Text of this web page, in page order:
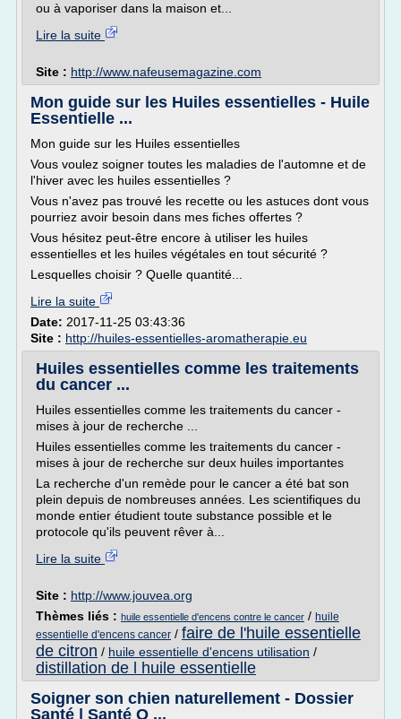
ou à vaporiser dans la maison et...
Lire la suite
Site : http://www.nafeusemagazine.com
Mon guide sur les Huiles essentielles - Huile
Essentielle ...
Mon guide sur les Huiles essentielles
Vous voulez soigner toutes les maladies de l'automne et de
l'hiver avec les huiles essentielles ?
Vous n'avez pas trouvé les recette ou les astuces dont vous
pourriez avoir besoin dans mes fiches offertes ?
Vous hésitez peut-être encore à utiliser les huiles
essentielles et les huiles végétales en tout sécurité ?
Lesquelles choisir ? Quelle quantité...
Lire la suite
Date: 2017-11-25 03:43:36
Site : http://huiles-essentielles-aromatherapie.eu
Huiles essentielles comme les traitements
du cancer ...
Huiles essentielles comme les traitements du cancer -
mises à jour de recherche ...
Huiles essentielles comme les traitements du cancer -
mises à jour de recherche sur deux huiles importantes
La recherche d'un remède pour le cancer a été bat son
plein depuis de nombreuses années. Les scientifiques du
monde entier étudient toute substance possible et le
protocole qu'ils peuvent rêver à...
Lire la suite
Site : http://www.jouvea.org
Thèmes liés : huile essentielle d'encens contre le cancer / huile
essentielle d'encens cancer / faire de l'huile essentielle
de citron / huile essentielle d'encens utilisation /
distillation de l huile essentielle
Soigner son chien naturellement - Dossier
Santé | Santé O ...